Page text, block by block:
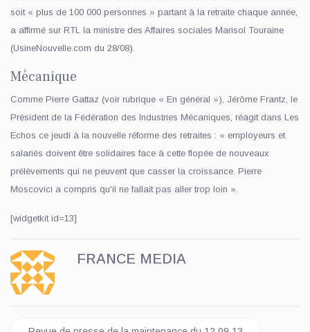
soit « plus de 100 000 personnes » partant à la retraite chaque année,
a affirmé sur RTL la ministre des Affaires sociales Marisol Touraine
(UsineNouvelle.com du 28/08).
Mécanique
Comme Pierre Gattaz (voir rubrique « En général »), Jérôme Frantz, le
Président de la Fédération des Industries Mécaniques, réagit dans Les
Echos ce jeudi à la nouvelle réforme des retraites : « employeurs et
salariés doivent être solidaires face à cette flopée de nouveaux
prélèvements qui ne peuvent que casser la croissance. Pierre
Moscovici a compris qu'il ne fallait pas aller trop loin ».
[widgetkit id=13]
FRANCE MEDIA